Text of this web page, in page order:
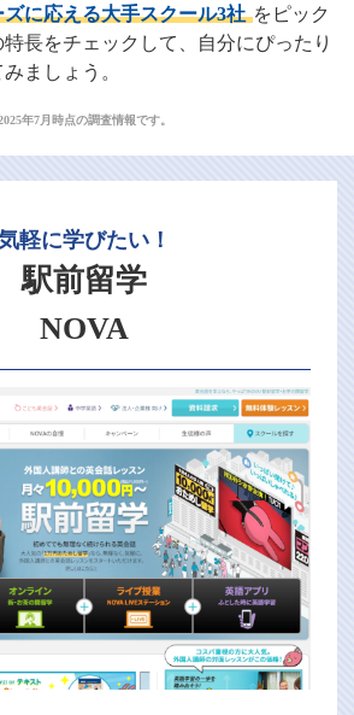
に応える大手スクール3社 をピック
長をチェックして、自分にぴったり
ましょう。
年7月時点の調査情報です。
軽に学びたい！
駅前留学
NOVA